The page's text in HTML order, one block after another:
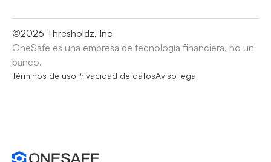
©2026 Thresholdz, Inc
OneSafe es una empresa de tecnología financiera, no un
banco.
Términos de usoPrivacidad de datosAviso legal